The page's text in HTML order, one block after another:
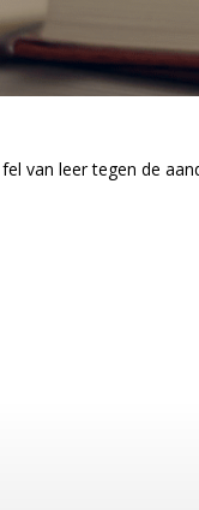
van leer tegen de